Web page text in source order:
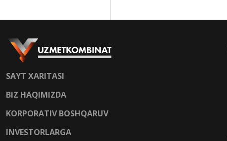
SAYT XARITASI
BIZ HAQIMIZDA
KORPORATIV BOSHQARUV
INVESTORLARGA